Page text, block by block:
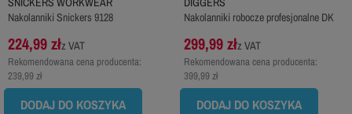
Nakolanniki Snickers 9128
224,99 złz VAT
Rekomendowana cena producenta:
239,99 zł
DODAJ DO KOSZYKA
Nakolanniki robocze profesjonalne DK
299,99 złz VAT
Rekomendowana cena producenta:
399,99 zł
DODAJ DO KOSZYKA